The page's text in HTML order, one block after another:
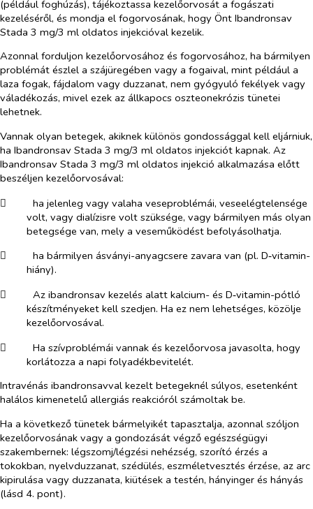
(például foghúzás), tájékoztassa kezelőorvosát a fogászati
kezeléséről, és mondja el fogorvosának, hogy Önt Ibandronsav
Stada 3 mg/3 ml oldatos injekcióval kezelik.
Azonnal forduljon kezelőorvosához és fogorvosához, ha bármilyen
problémát észlel a szájüregében vagy a fogaival, mint például a
laza fogak, fájdalom vagy duzzanat, nem gyógyuló fekélyek vagy
váladékozás, mivel ezek az állkapocs oszteonekrózis tünetei
lehetnek.
Vannak olyan betegek, akiknek különös gondossággal kell eljárniuk,
ha Ibandronsav Stada 3 mg/3 ml oldatos injekciót kapnak. Az
Ibandronsav Stada 3 mg/3 ml oldatos injekció alkalmazása előtt
beszéljen kezelőorvosával:
​
ha jelenleg vagy valaha veseproblémái, veseelégtelensége
volt, vagy dialízisre volt szüksége, vagy bármilyen más olyan
betegsége van, mely a veseműködést befolyásolhatja.
​
ha bármilyen ásványi-anyagcsere zavara van (pl. D‑vitamin-
hiány).
​
Az ibandronsav kezelés alatt kalcium- és D‑vitamin-pótló
készítményeket kell szedjen. Ha ez nem lehetséges, közölje
kezelőorvosával.
​
Ha szívproblémái vannak és kezelőorvosa javasolta, hogy
korlátozza a napi folyadékbevitelét.
Intravénás ibandronsavval kezelt betegeknél súlyos, esetenként
halálos kimenetelű allergiás reakcióról számoltak be.
Ha a következő tünetek bármelyikét tapasztalja, azonnal szóljon
kezelőorvosának vagy a gondozását végző egészségügyi
szakembernek: légszomj/légzési nehézség, szorító érzés a
tokokban, nyelvduzzanat, szédülés, eszméletvesztés érzése, az arc
kipirulása vagy duzzanata, kiütések a testén, hányinger és hányás
(lásd 4. pont).